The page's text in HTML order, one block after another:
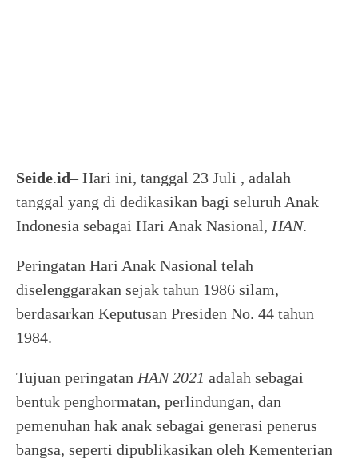
Seide.id– Hari ini, tanggal 23 Juli , adalah
tanggal yang di dedikasikan bagi seluruh Anak
Indonesia sebagai Hari Anak Nasional, HAN.
Peringatan Hari Anak Nasional telah
diselenggarakan sejak tahun 1986 silam,
berdasarkan Keputusan Presiden No. 44 tahun
1984.
Tujuan peringatan HAN 2021 adalah sebagai
bentuk penghormatan, perlindungan, dan
pemenuhan hak anak sebagai generasi penerus
bangsa, seperti dipublikasikan oleh Kementerian